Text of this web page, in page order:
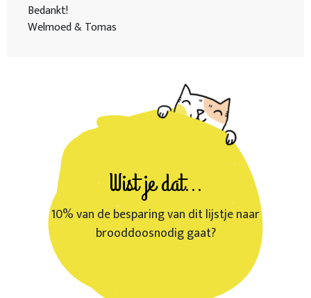
Bedankt!
Welmoed & Tomas
Wist je dat...
10% van de besparing van dit lijstje naar
brooddoosnodig gaat?